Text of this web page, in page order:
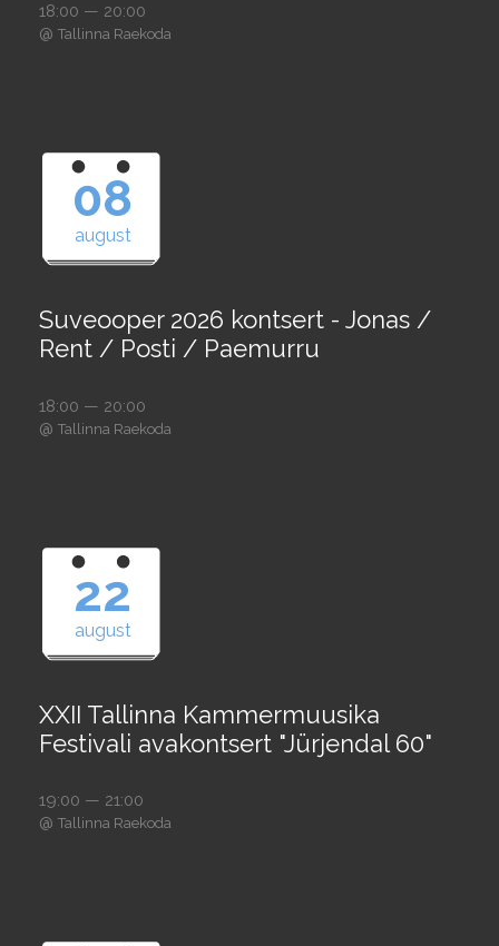
18:00 — 20:00
@ Tallinna Raekoda
08
august
Suveooper 2026 kontsert - Jonas /
Rent / Posti / Paemurru
18:00 — 20:00
@ Tallinna Raekoda
22
august
XXII Tallinna Kammermuusika
Festivali avakontsert "Jürjendal 60"
19:00 — 21:00
@ Tallinna Raekoda